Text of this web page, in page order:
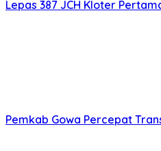
Lepas 387 JCH Kloter
Pemkab Gowa Percepat